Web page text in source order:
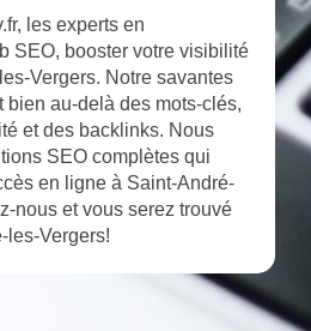
les experts en
SEO, booster votre visibilité
Vergers. Notre savantes
bien au-delà des mots-clés,
et des backlinks. Nous
SEO complètes qui
en ligne à Saint-André-
nous et vous serez trouvé
les-Vergers!